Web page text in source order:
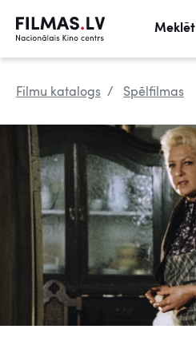
Meklēt
Filmu katalogs Spēlfilmas